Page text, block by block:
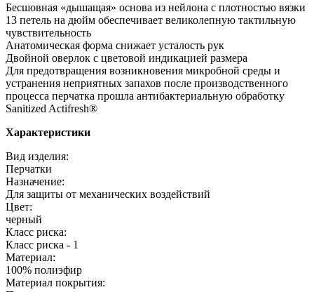
Бесшовная «дышащая» основа из нейлона с плотностью вязки
13 петель на дюйм обеспечивает великолепную тактильную
чувствительность
Анатомическая форма снижает усталость рук
Двойной оверлок с цветовой индикацией размера
Для предотвращения возникновения микробной среды и
устранения неприятных запахов после производственного
процесса перчатка прошла антибактериальную обработку
Sanitized Actifresh®
Характеристики
Вид изделия:
Перчатки
Назначение:
Для защиты от механических воздействий
Цвет:
черный
Класс риска:
Класс риска - 1
Материал:
100% полиэфир
Материал покрытия: